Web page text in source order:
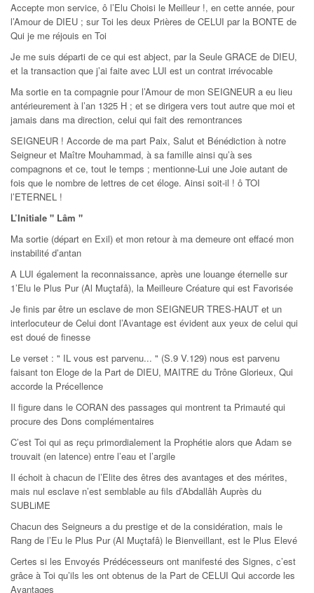
Accepte mon service, ô l’Elu Choisi le Meilleur !, en cette année, pour
l’Amour de DIEU ; sur Toi les deux Prières de CELUI par la BONTE de
Qui je me réjouis en Toi
Je me suis départi de ce qui est abject, par la Seule GRACE de DIEU,
et la transaction que j’ai faite avec LUI est un contrat irrévocable
Ma sortie en ta compagnie pour l’Amour de mon SEIGNEUR a eu lieu
antérieurement à l’an 1325 H ; et se dirigera vers tout autre que moi et
jamais dans ma direction, celui qui fait des remontrances
SEIGNEUR ! Accorde de ma part Paix, Salut et Bénédiction à notre
Seigneur et Maître Mouhammad, à sa famille ainsi qu’à ses
compagnons et ce, tout le temps ; mentionne-Lui une Joie autant de
fois que le nombre de lettres de cet éloge. Ainsi soit-il ! ô TOI
l’ETERNEL !
L’Initiale " Lâm "
Ma sortie (départ en Exil) et mon retour à ma demeure ont effacé mon
instabilité d’antan
A LUI également la reconnaissance, après une louange éternelle sur
1’Elu le Plus Pur (Al Muçtafâ), la Meilleure Créature qui est Favorisée
Je finis par être un esclave de mon SEIGNEUR TRES-HAUT et un
interlocuteur de Celui dont l’Avantage est évident aux yeux de celui qui
est doué de finesse
Le verset : " IL vous est parvenu... " (S.9 V.129) nous est parvenu
faisant ton Eloge de la Part de DIEU, MAITRE du Trône Glorieux, Qui
accorde la Précellence
Il figure dans le CORAN des passages qui montrent ta Primauté qui
procure des Dons complémentaires
C’est Toi qui as reçu primordialement la Prophétie alors que Adam se
trouvait (en latence) entre l’eau et l’argile
Il échoit à chacun de l’Elite des êtres des avantages et des mérites,
mais nul esclave n’est semblable au fils d’Abdallâh Auprès du
SUBLiME
Chacun des Seigneurs a du prestige et de la considération, mais le
Rang de l’Eu le Plus Pur (Al Muçtafâ) le Bienveillant, est le Plus Elevé
Certes si les Envoyés Prédécesseurs ont manifesté des Signes, c’est
grâce à Toi qu’ils les ont obtenus de la Part de CELUI Qui accorde les
Avantages